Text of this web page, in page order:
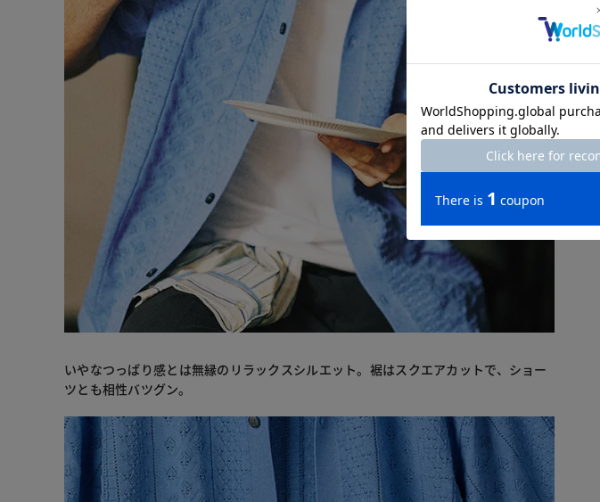
いやなつっぱり感とは無縁のリラックスシルエット。裾はスクエアカットで、ショー
ツとも相性バツグン。